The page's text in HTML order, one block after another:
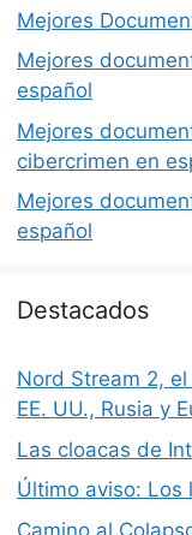
Mejores
Mejores
español
Mejores
cibercrimen en
Mejores
español
Destacados
Nord Stream 2,
EE. UU., Rusia y
Las cloacas de
Último aviso: Los
Camino al